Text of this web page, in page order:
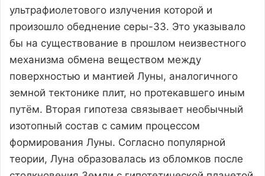
ультрафиолетового излучения которой и
произошло обеднение серы-33. Это указывало
бы на существование в прошлом неизвестного
механизма обмена веществом между
поверхностью и мантией Луны, аналогичного
земной тектонике плит, но протекавшего иным
путём. Вторая гипотеза связывает необычный
изотопный состав с самим процессом
формирования Луны. Согласно популярной
теории, Луна образовалась из обломков после